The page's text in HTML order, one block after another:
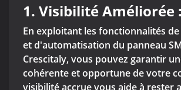
1. Visibilité Améliorée :
En exploitant les fonctionnalités
et d'automatisation du panneau
Crescitaly, vous pouvez garantir
cohérente et opportune de votre
visibilité accrue vous aide à rester